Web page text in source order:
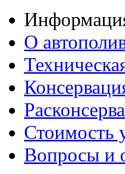
О
Стоимость
Вопросы и